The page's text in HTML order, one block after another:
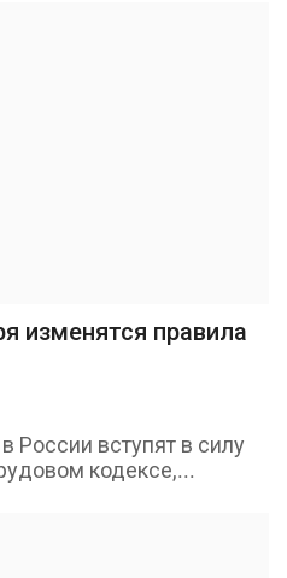
изменятся правила
России вступят в силу
кодексе,...